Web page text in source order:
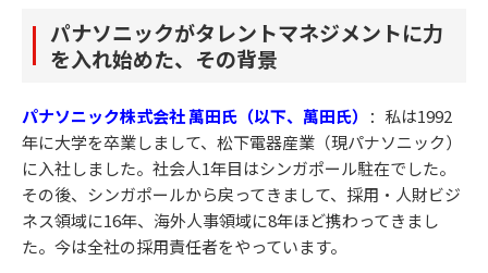
パナソニックがタレントマネジメントに力
を入れ始めた、その背景
パナソニック株式会社 萬田氏（以下、萬田氏） ： 私は1992
年に大学を卒業しまして、松下電器産業（現パナソニック）
に入社しました。社会人1年目はシンガポール駐在でした。
その後、シンガポールから戻ってきまして、採用・人財ビジ
ネス領域に16年、海外人事領域に8年ほど携わってきまし
た。今は全社の採用責任者をやっています。